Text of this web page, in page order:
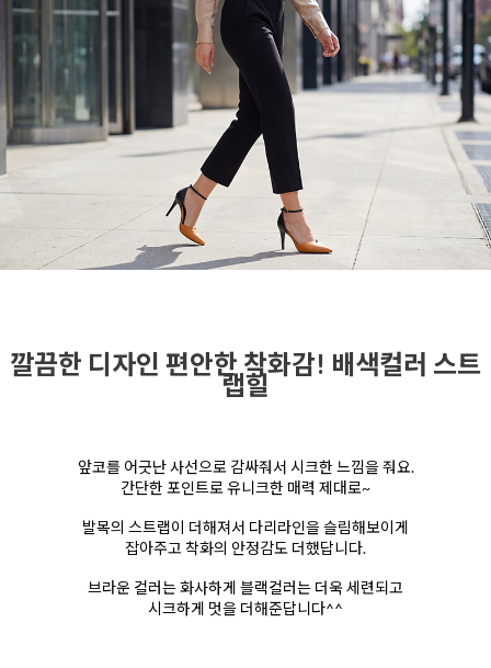
깔끔한 디자인 편안한 착화감! 배색컬러 스트
랩힐
앞코를 어긋난 사선으로 감싸줘서 시크한 느낌을 줘요.
간단한 포인트로 유니크한 매력 제대로~
발목의 스트랩이 더해져서 다리라인을 슬림해보이게
잡아주고 착화의 안정감도 더했답니다.
브라운 컬러는 화사하게 블랙컬러는 더욱 세련되고
시크하게 멋을 더해준답니다^^